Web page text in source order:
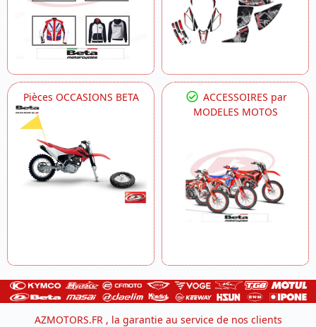
Pièces OCCASIONS BETA
ACCESSOIRES par
MODELES MOTOS
AZMOTORS.FR , la garantie au service de nos clients